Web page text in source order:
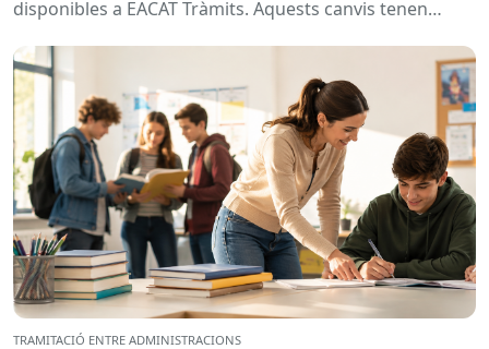
disponibles a EACAT Tràmits. Aquests canvis tenen
TRAMITACIÓ ENTRE ADMINISTRACIONS